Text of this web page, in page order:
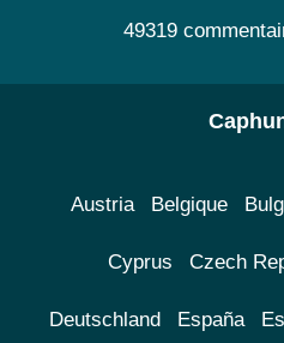
49319
Austria Belgique
Cyprus Czech
Deutschland España